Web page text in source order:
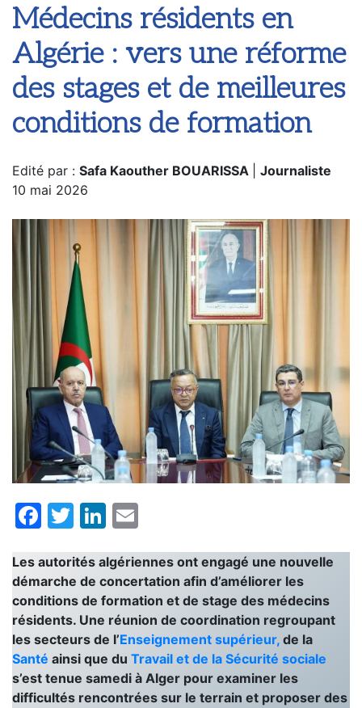
Médecins résidents en
Algérie : vers une réforme
des stages et de meilleures
conditions de formation
Edité par : Safa Kaouther BOUARISSA
Journaliste
10 mai 2026
Facebook
TwitterLinkedIn
Les autorités algériennes ont engagé une nouvelle
démarche de concertation afin d’améliorer les
conditions de formation et de stage des médecins
résidents. Une réunion de coordination regroupant
les secteurs de l’Enseignement supérieur, de la
Santé ainsi que du Travail et de la Sécurité sociale
s’est tenue samedi à Alger pour examiner les
difficultés rencontrées sur le terrain et proposer des